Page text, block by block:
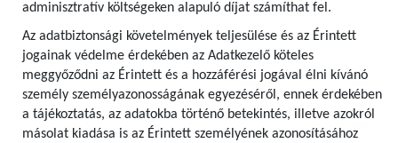
adminisztratív költségeken alapuló díjat számíthat fel.
Az adatbiztonsági követelmények teljesülése és az Érintett
jogainak védelme érdekében az Adatkezelő köteles
meggyőződni az Érintett és a hozzáférési jogával élni kívánó
személy személyazonosságának egyezéséről, ennek érdekében
a tájékoztatás, az adatokba történő betekintés, illetve azokról
másolat kiadása is az Érintett személyének azonosításához